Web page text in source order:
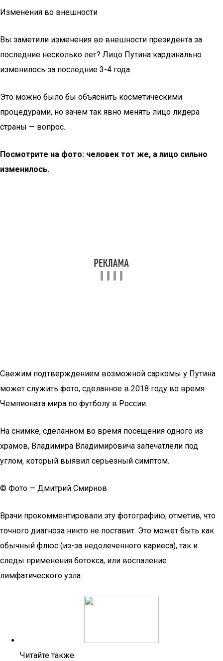
Изменения во внешности
Вы заметили изменения во внешности президента за
последние несколько лет? Лицо Путина кардинально
изменилось за последние 3-4 года.
Это можно было бы объяснить косметическими
процедурами, но зачем так явно менять лицо лидера
страны — вопрос.
Посмотрите на фото: человек тот же, а лицо сильно
изменилось.
Свежим подтверждением возможной саркомы у Путина
может служить фото, сделанное в 2018 году во время
Чемпионата мира по футболу в России.
На снимке, сделанном во время посещения одного из
храмов, Владимира Владимировича запечатлели под
углом, который выявил серьезный симптом.
© Фото — Дмитрий Смирнов
Врачи прокомментировали эту фотографию, отметив, что
точного диагноза никто не поставит. Это может быть как
обычный флюс (из-за недолеченного кариеса), так и
следы применения ботокса, или воспаление
лимфатического узла.
Читайте также: